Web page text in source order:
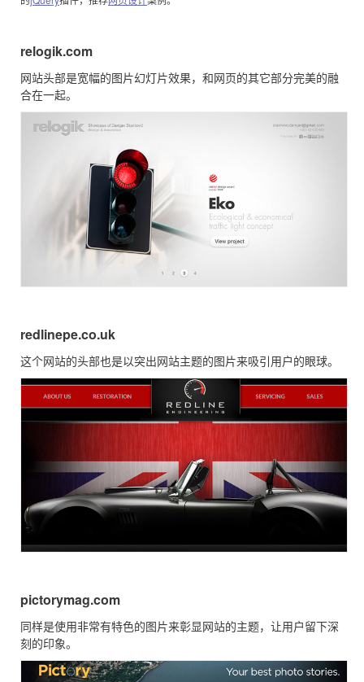
relogik.com
网站头部是宽幅的图片幻灯片效果，和网页的其它部分完美的融
合在一起。
redlinepe.co.uk
这个网站的头部也是以突出网站主题的图片来吸引用户的眼球。
pictorymag.com
同样是使用非常有特色的图片来彰显网站的主题，让用户留下深
刻的印象。